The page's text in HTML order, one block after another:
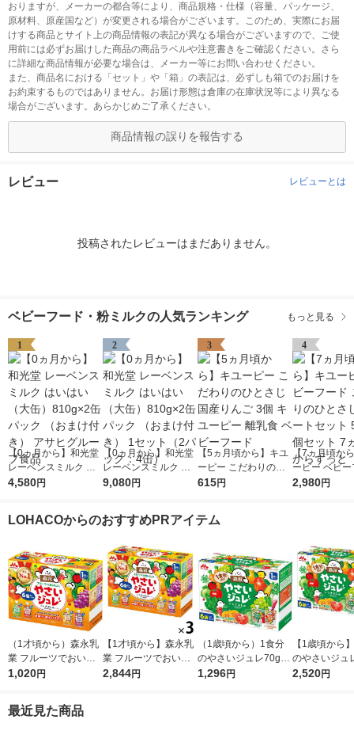
おりますが、メーカーの都合等により、商品規格・仕様（容量、パッケージ、
原材料、原産国など）が変更される場合がございます。このため、実際にお届
けする商品とサイト上の商品情報の表記が異なる場合がございますので、ご使
用前には必ずお届けした商品の商品ラベルや注意書きをご確認ください。さら
に詳細な商品情報が必要な場合は、メーカー等にお問い合わせください。
また、商品名における「セット」や「箱」の表記は、必ずしも箱でのお届けを
お約束するものではありません。お届け形態は倉庫の在庫状況等により異なる
場合がございます。あらかじめご了承ください。
商品情報の誤りを報告する
レビュー レビューとは
投稿されたレビューはまだありません。
ベビーフード・粉ミルクの人気ランキング もっと見る
1
【0ヵ月から】和光堂
レーベンスミルク は
いはい（大缶）810g×
食品
4,580円
2
【0ヵ月から】和光堂
レーベンスミルク は
いはい（大缶）810g×
ク：4缶）
9,080円
3
【5ヵ月頃から】キユ
ーピー こだわりのひ
とさじ 国産りんご 3
615円
4
【7ヵ月頃か
ーピー ベビ
こだわりのひ
2,980円
LOHACOからのおすすめPRアイテム
（1才頃から）森永乳
業 フルーツでおいし
いやさいジュレ 70g×
料
1,020円
【1才頃から】森永乳
業 フルーツでおいし
いやさいジュレ 70g×
2,844円
（1歳頃から）1食分
のやさいジュレ70g×6
袋 アソート品 1箱 森
1,296円
【1歳頃から
のやさいジュ
袋 アソート品
2,520円
最近見た商品